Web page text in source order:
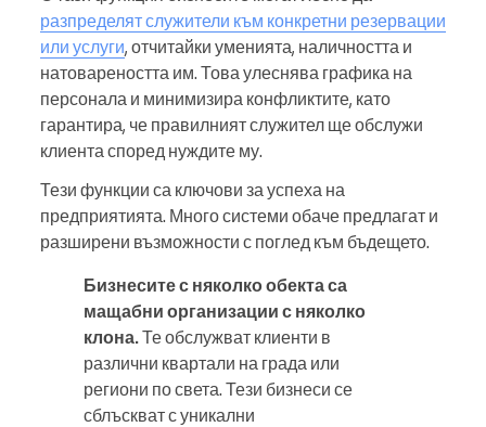
разпределят служители към конкретни резервации
или услуги, отчитайки уменията, наличността и
натовареността им. Това улеснява графика на
персонала и минимизира конфликтите, като
гарантира, че правилният служител ще обслужи
клиента според нуждите му.
Тези функции са ключови за успеха на
предприятията. Много системи обаче предлагат и
разширени възможности с поглед към бъдещето.
Бизнесите с няколко обекта са
мащабни организации с няколко
клона.Те обслужват клиенти в
различни квартали на града или
региони по света. Тези бизнеси се
сблъскват с уникални